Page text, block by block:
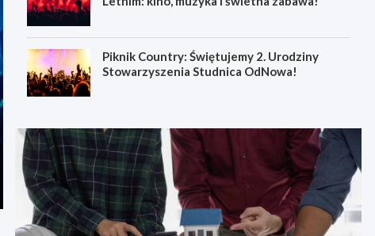
Piknik Country: Świętujemy 2. Urodziny
Stowarzyszenia Studnica OdNowa!